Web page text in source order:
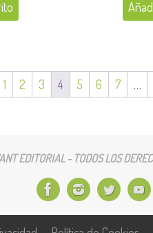
1 2 3 4 5 6 7 …
EDITORIAL - TODOS LOS